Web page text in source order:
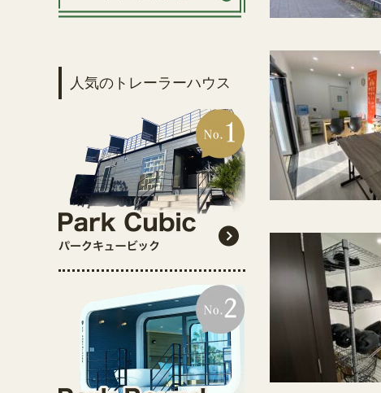
人気のトレーラーハウス